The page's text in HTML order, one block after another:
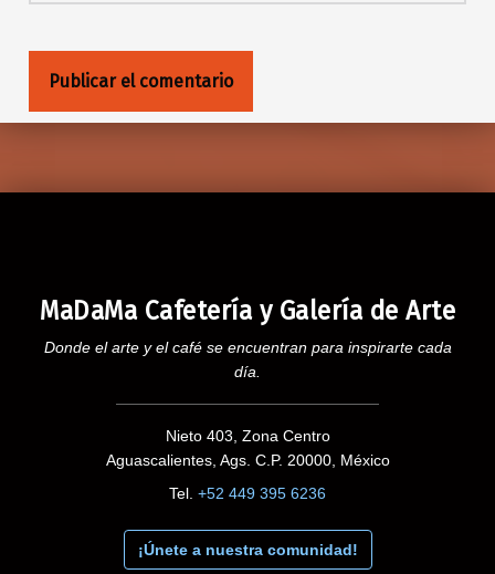
MaDaMa Cafetería y Galería de Arte
Donde el arte y el café se encuentran para inspirarte cada
día.
Nieto 403, Zona Centro
Aguascalientes, Ags. C.P. 20000, México
Tel. +52 449 395 6236
¡Únete a nuestra comunidad!